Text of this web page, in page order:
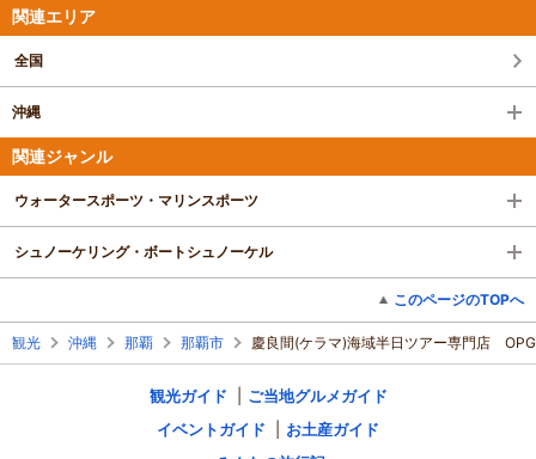
関連エリア
全国
沖縄
関連ジャンル
ウォータースポーツ・マリンスポーツ
シュノーケリング・ボートシュノーケル
このページのTOPへ
観光 沖縄 那覇 那覇市 慶良間(ケラマ)海域半日ツアー専門店 OPG
観光ガイド
ご当地グルメガイド
イベントガイド
お土産ガイド